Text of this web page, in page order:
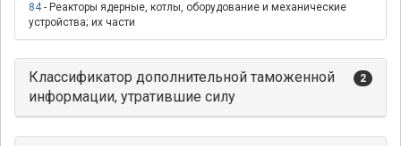
84- Реакторы ядерные, котлы, оборудование и механические
устройства; их части
Классификатор дополнительной таможенной
информации, утратившие силу
2